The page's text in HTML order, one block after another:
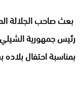
بعث صاحب الجلالة
رئيس جمهورية
بمناسبة احتفال